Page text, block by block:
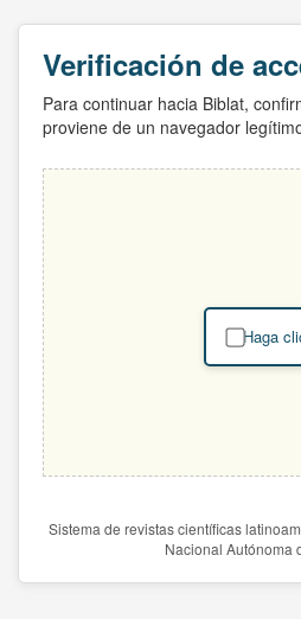
Verificación de
Para continuar hacia Biblat,
proviene de un navegador
Haga
Sistema de revistas científicas
Nacional Autónoma